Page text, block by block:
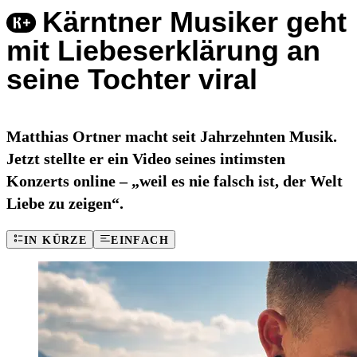
Kärntner Musiker geht
mit Liebeserklärung an
seine Tochter viral
Matthias Ortner macht seit Jahrzehnten Musik.
Jetzt stellte er ein Video seines intimsten
Konzerts online – „weil es nie falsch ist, der Welt
Liebe zu zeigen“.
IN KÜRZE EINFACH